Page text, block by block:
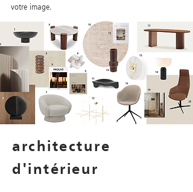
votre image.
architecture
d'intérieur